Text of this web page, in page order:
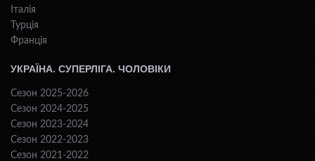
Італія
Турція
Франція
УКРАЇНА. СУПЕРЛІГА. ЧОЛОВІКИ
Сезон 2025-2026
Сезон 2024-2025
Сезон 2023-2024
Сезон 2022-2023
Сезон 2021-2022